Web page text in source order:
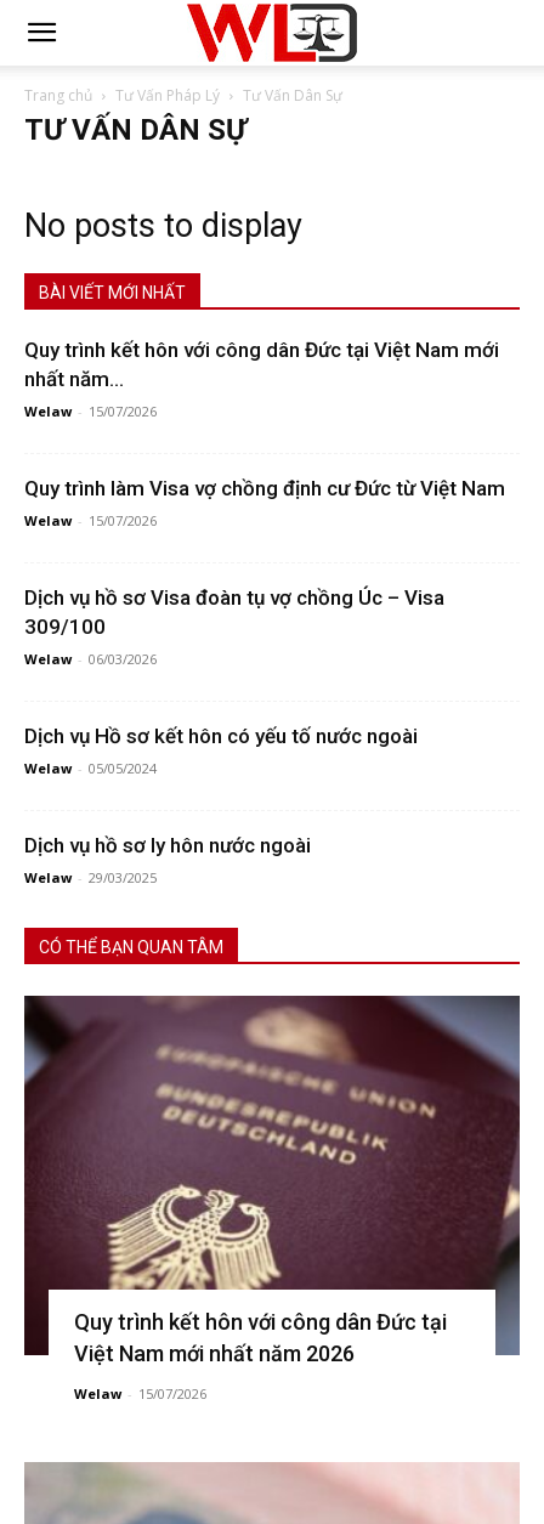
Trang chủ Tư Vấn Pháp Lý Tư Vấn Dân Sự
TƯ VẤN DÂN SỰ
No posts to display
BÀI VIẾT MỚI NHẤT
Quy trình kết hôn với công dân Đức tại Việt Nam mới
nhất năm...
Welaw - 15/07/2026
Quy trình làm Visa vợ chồng định cư Đức từ Việt Nam
Welaw - 15/07/2026
Dịch vụ hồ sơ Visa đoàn tụ vợ chồng Úc – Visa
309/100
Welaw - 06/03/2026
Dịch vụ Hồ sơ kết hôn có yếu tố nước ngoài
Welaw - 05/05/2024
Dịch vụ hồ sơ ly hôn nước ngoài
Welaw - 29/03/2025
CÓ THỂ BẠN QUAN TÂM
Quy trình kết hôn với công dân Đức tại
Việt Nam mới nhất năm 2026
Welaw - 15/07/2026